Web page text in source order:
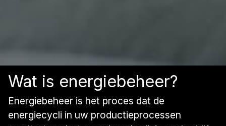
Wat is energiebeheer?
Energiebeheer is het proces dat de
energiecycli in uw productieprocessen